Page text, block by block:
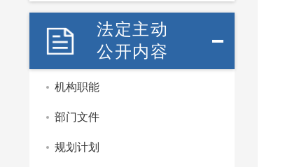
法定主动
公开内容
机构职能
部门文件
规划计划